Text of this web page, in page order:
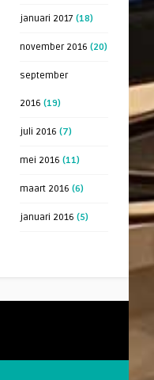
januari 2017 (18)
november 2016 (20)
september
2016 (19)
juli 2016 (7)
mei 2016 (11)
maart 2016 (6)
januari 2016 (5)